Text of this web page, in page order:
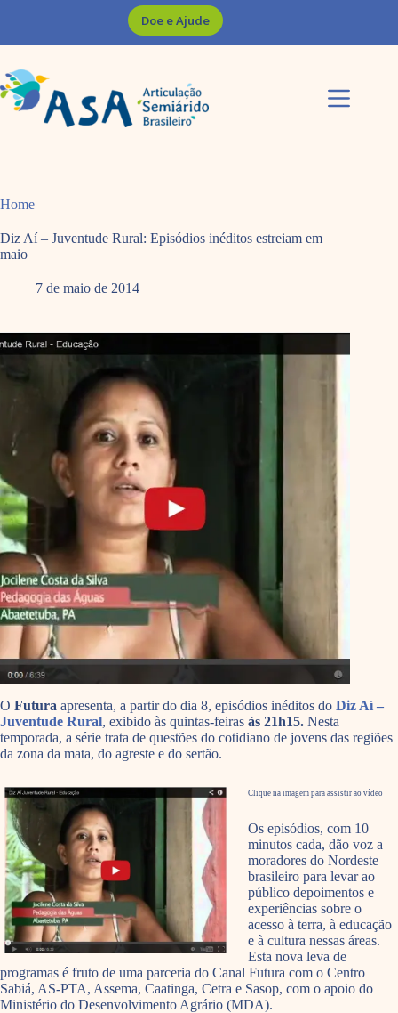
Doe e Ajude
Home
Diz Aí – Juventude Rural: Episódios inéditos estreiam em
maio
7 de maio de 2014
O Futura apresenta, a partir do dia 8, episódios inéditos do Diz Aí –
Juventude Rural, exibido às quintas-feiras às 21h15. Nesta
temporada, a série trata de questões do cotidiano de jovens das regiões
da zona da mata, do agreste e do sertão.
Clique na imagem para assistir ao vídeo
Os episódios, com 10
minutos cada, dão voz a
moradores do Nordeste
brasileiro para levar ao
público depoimentos e
experiências sobre o
acesso à terra, à educação
e à cultura nessas áreas.
Esta nova leva de
programas é fruto de uma parceria do Canal Futura com o Centro
Sabiá, AS-PTA, Assema, Caatinga, Cetra e Sasop, com o apoio do
Ministério do Desenvolvimento Agrário (MDA).